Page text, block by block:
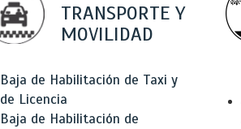
TRANSPORTE Y
MOVILIDAD
Baja de Habilitación de Taxi y
de Licencia
Baja de Habilitación de